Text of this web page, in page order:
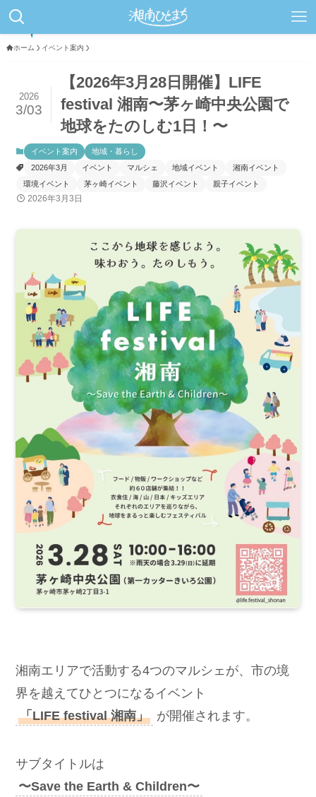
ホーム イベント案内
【2026年3月28日開催】LIFE
festival 湘南〜茅ヶ崎中央公園で
地球をたのしむ1日！〜
2026
3/03
イベント案内
地域・暮らし
2026年3月
イベント マルシェ 地域イベント
湘南イベント
環境イベント
茅ヶ崎イベント 藤沢イベント 親子イベント
2026年3月3日
湘南エリアで活動する4つのマルシェが、市の境
界を越えてひとつになるイベント
「LIFE festival 湘南」 が開催されます。
サブタイトルは
〜Save the Earth & Children〜